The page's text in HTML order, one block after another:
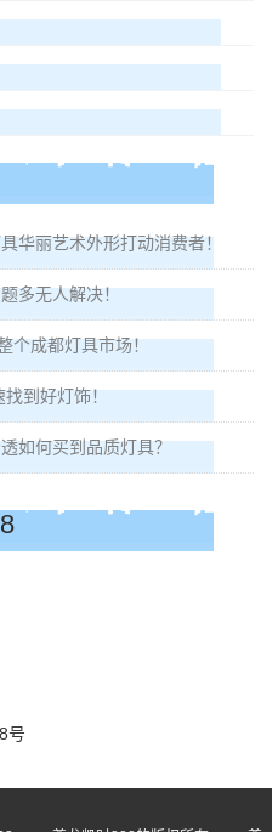
华丽艺术外形打动消费者！
多无人解决！
个成都灯具市场！
找到好灯饰！
如何买到品质灯具？
号